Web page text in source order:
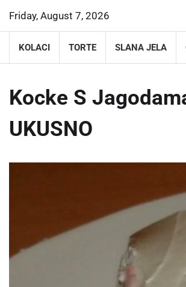
content
Friday, August 7, 2026
KOLACI TORTE SLANA JELA
Kocke S
UKUSNO